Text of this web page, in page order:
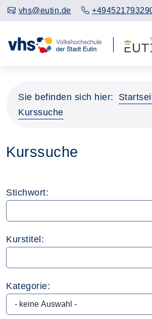
vhs@eutin.de
Sie befinden sich hier:
Kurssuche
Kurssuche
Stichwort:
Kurstitel:
Kategorie: